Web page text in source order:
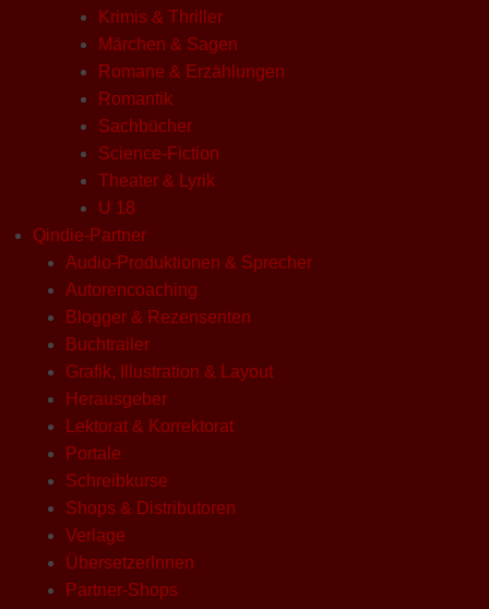
Krimis & Thriller
Märchen & Sagen
Romane & Erzählungen
Romantik
Sachbücher
Science-Fiction
Theater & Lyrik
U 18
Qindie-Partner
Audio-Produktionen & Sprecher
Autorencoaching
Blogger & Rezensenten
Buchtrailer
Grafik, Illustration & Layout
Herausgeber
Lektorat & Korrektorat
Portale
Schreibkurse
Shops & Distributoren
Verlage
ÜbersetzerInnen
Partner-Shops